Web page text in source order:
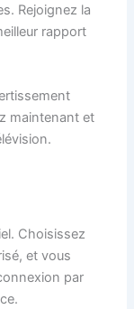
Rejoignez la
rapport
maintenant et
Choisissez
et vous
par